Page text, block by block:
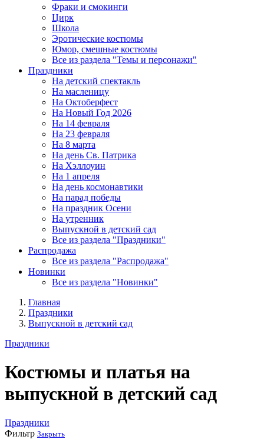
Фраки и смокинги
Цирк
Школа
Эротические костюмы
Юмор, смешные костюмы
Все из раздела "Темы и персонажи"
Праздники
На детский спектакль
На масленицу
На Октоберфест
На Новый Год 2026
На 14 февраля
На 23 февраля
На 8 марта
На день Св. Патрика
На Хэллоуин
На 1 апреля
На день космонавтики
На парад победы
На праздник Осени
На утренник
Выпускной в детский сад
Все из раздела "Праздники"
Распродажа
Все из раздела "Распродажа"
Новинки
Все из раздела "Новинки"
Главная
Праздники
Выпускной в детский сад
Праздники
Костюмы и платья на
выпускной в детский сад
Праздники
Фильтр Закрыть